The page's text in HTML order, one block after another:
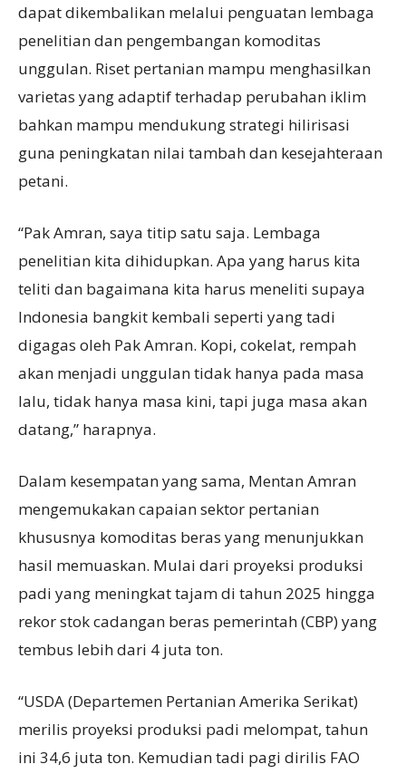
dapat dikembalikan melalui penguatan lembaga
penelitian dan pengembangan komoditas
unggulan. Riset pertanian mampu menghasilkan
varietas yang adaptif terhadap perubahan iklim
bahkan mampu mendukung strategi hilirisasi
guna peningkatan nilai tambah dan kesejahteraan
petani.
“Pak Amran, saya titip satu saja. Lembaga
penelitian kita dihidupkan. Apa yang harus kita
teliti dan bagaimana kita harus meneliti supaya
Indonesia bangkit kembali seperti yang tadi
digagas oleh Pak Amran. Kopi, cokelat, rempah
akan menjadi unggulan tidak hanya pada masa
lalu, tidak hanya masa kini, tapi juga masa akan
datang,” harapnya.
Dalam kesempatan yang sama, Mentan Amran
mengemukakan capaian sektor pertanian
khususnya komoditas beras yang menunjukkan
hasil memuaskan. Mulai dari proyeksi produksi
padi yang meningkat tajam di tahun 2025 hingga
rekor stok cadangan beras pemerintah (CBP) yang
tembus lebih dari 4 juta ton.
“USDA (Departemen Pertanian Amerika Serikat)
merilis proyeksi produksi padi melompat, tahun
ini 34,6 juta ton. Kemudian tadi pagi dirilis FAO